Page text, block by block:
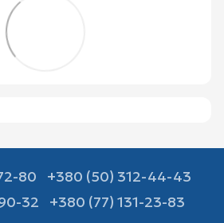
80
+380 (50) 312-44-43
32
+380 (77) 131-23-83